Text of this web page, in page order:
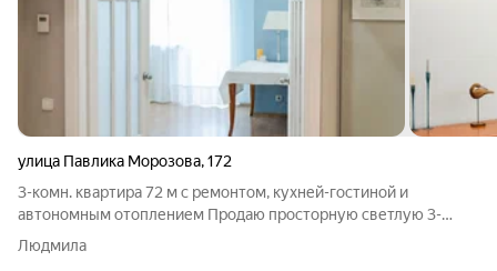
улица Павлика Морозова,172
3-комн. квартира 72 м с ремонтом, кухней-гостиной и
автономным отоплением Продаю просторную светлую 3-
комнатную квартиру 72 м включая балконы, с ремонтом,
кухней-гостиной и окнами во двор. Ремонт делали для себя,
Людмила